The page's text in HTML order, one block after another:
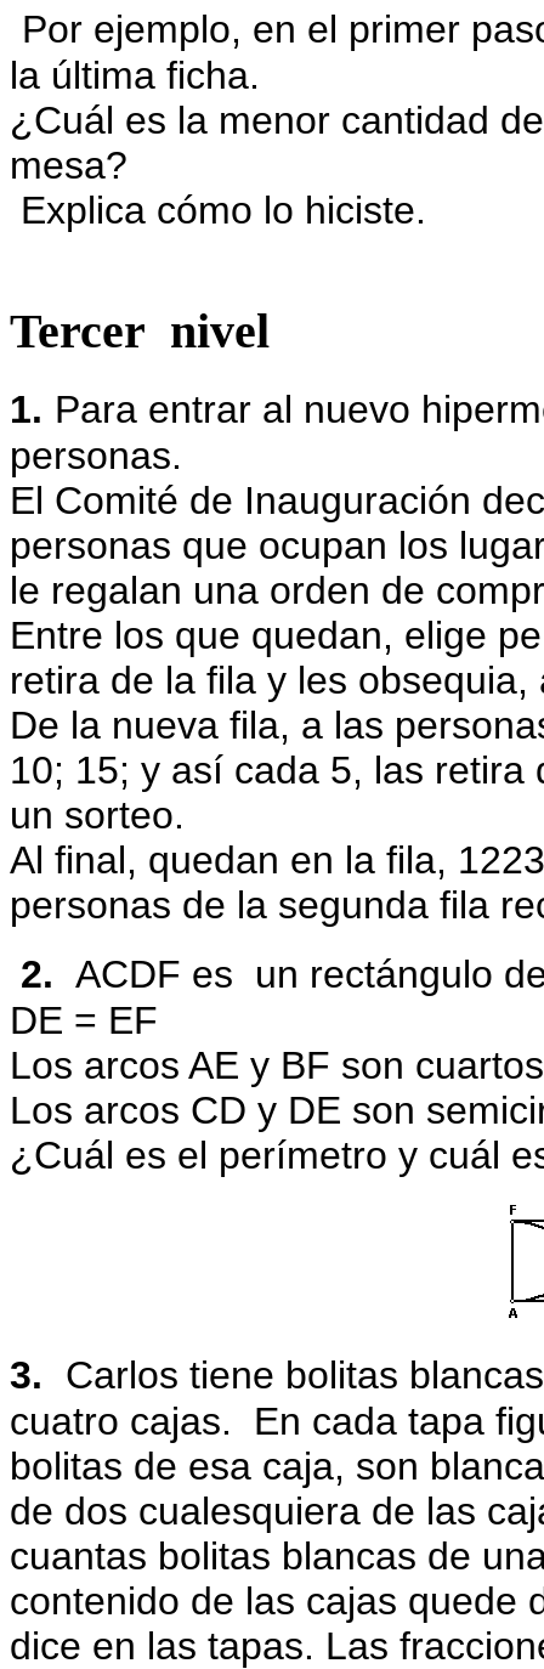
Por ejemplo, en el primer
la última ficha.
¿Cuál es la menor cantidad
mesa?
Explica cómo lo hiciste.
Tercer nivel
1. Para entrar al nuevo
personas.
El Comité de Inauguración
personas que ocupan los
le regalan una orden de
Entre los que quedan, elige
retira de la fila y les obsequia,
De la nueva fila, a las
10; 15; y así cada 5, las
un sorteo.
Al final, quedan en la fila,
personas de la segunda fila
2. ACDF es un rectángulo
DE = EF
Los arcos AE y BF son
Los arcos CD y DE son
¿Cuál es el perímetro y cuál
3.
Carlos tiene bolitas
cuatro cajas.
En cada tapa
bolitas de esa caja, son
de dos cualesquiera de las
cuantas bolitas blancas de
contenido de las cajas quede
dice en las tapas. Las